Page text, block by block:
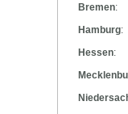
Bremen:
Hamburg:
Hessen: